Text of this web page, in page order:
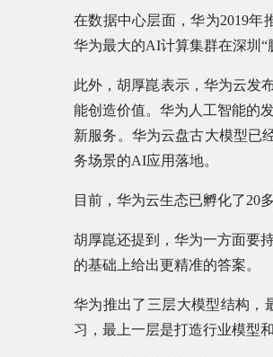
在数据中心层面，华为2019年
华为最大的AI计算集群在深圳“
此外，胡厚崑表示，华为云发
能创造价值。华为人工智能的
新服务。华为云盘古大模型已
务场景的AI应用落地。
目前，华为云生态已孵化了20
胡厚崑还提到，华为一方面要
的基础上给出更精准的答案。
华为推出了三层大模型结构，
习，最上一层是打造行业模型